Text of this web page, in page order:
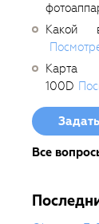
Какой
100D
Все